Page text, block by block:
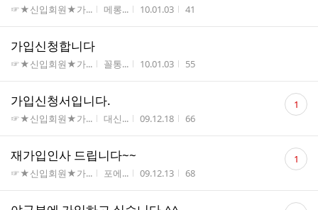
게시판명
☞★신입회원★가... 작성자
메롱... 작성시간
10.01.03 조회수
41
가입신청합니다
게시판명
☞★신입회원★가... 작성자
꼴통... 작성시간
10.01.03 조회수
55
가입신청서입니다.
게시판명
☞★신입회원★가... 작성자
대신... 작성시간
09.12.18 조회수
66
댓
글 1
재가입인사 드립니다~~
게시판명
☞★신입회원★가... 작성자
포에... 작성시간
09.12.13 조회수
68
댓
글 1
댓